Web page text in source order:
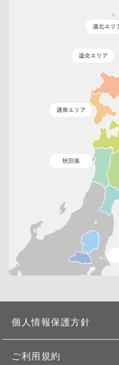
個人情報保護方針
ご利用規約